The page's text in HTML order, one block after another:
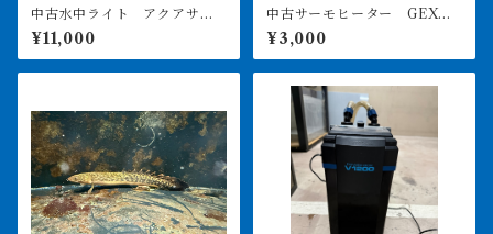
中古水中ライト アクアサン
¥11,000
中古サーモヒーター GEXサ
ーモ&300Wヒーターセット
引き取り限定
¥3,000